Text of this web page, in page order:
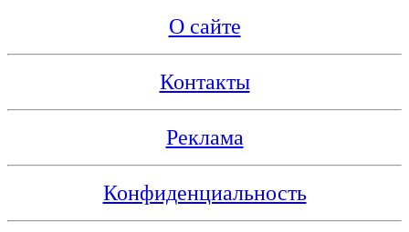
О сайте
Контакты
Реклама
Конфиденциальность